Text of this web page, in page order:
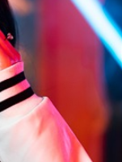
Moss, il est équipé
de l’utilisation